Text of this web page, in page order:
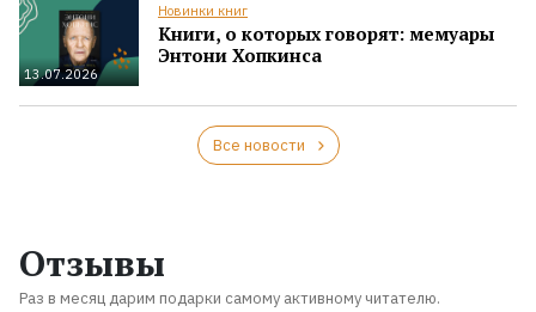
13.07.2026
Новинки книг
Книги, о которых говорят: мемуары
Энтони Хопкинса
Все новости
Отзывы
Раз в месяц дарим подарки самому активному читателю.